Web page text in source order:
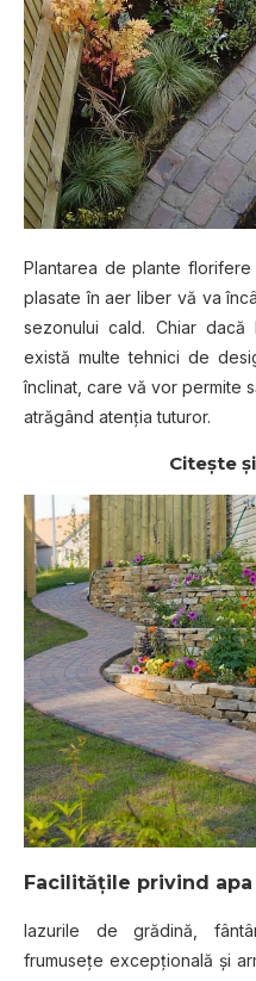
Plantarea de plante
plasate în aer liber vă va
sezonului cald. Chiar
există multe tehnici de
înclinat, care vă vor permite
atrăgând atenţia tuturor.
Citeşte şi
Facilităţile privind apa
Iazurile de grădină,
frumuseţe excepţională şi